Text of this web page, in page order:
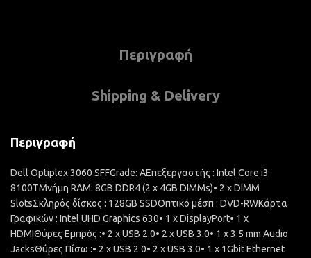
Περιγραφή
Shipping & Delivery
Περιγραφή
Dell Optiplex 3060 SFFGrade: AΕπεξεργαστής : Intel Core i3
8100TΜνήμη RAM: 8GB DDR4 (2 x 4GB DIMMs)• 2 x DIMM
SlotsΣκληρός δίσκος : 128GB SSDΟπτικό μέσπ : DVD-RWΚάρτα
Γραφικών : Intel UHD Graphics 630• 1 x DisplayPort• 1 x
HDMIΘύρες Εμπρός :• 2 x USB 2.0• 2 x USB 3.0• 1 x 3.5 mm Audio
JacksΘύρες Πίσω :• 2 x USB 2.0• 2 x USB 3.0• 1 x 1Gbit Ethernet